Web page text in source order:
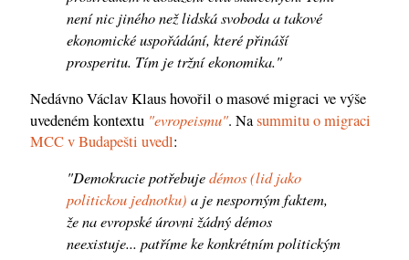
není nic jiného než lidská svoboda a takové
ekonomické uspořádání, které přináší
prosperitu. Tím je tržní ekonomika."
Nedávno Václav Klaus hovořil o masové migraci ve výše
uvedeném kontextu "evropeismu". Nasummitu o migraci
MCC v Budapešti uvedl:
"Demokracie potřebujedémos (lid jako
politickou jednotku) a je nesporným faktem,
že na evropské úrovni žádný démos
neexistuje... patříme ke konkrétním politickým